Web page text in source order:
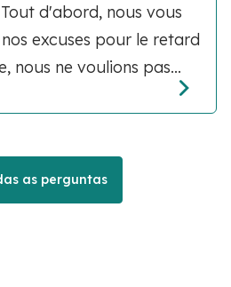
d'abord, nous vous
excuses pour le retard
nous ne voulions pas...
as perguntas